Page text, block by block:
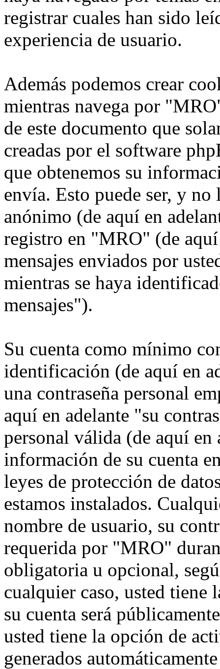
registrar cuales han sido
experiencia de usuario.
Además podemos crear
mientras navega por
de este documento que
creadas por el software
que obtenemos su
envía. Esto puede ser, y
anónimo (de aquí en
registro en "MRO" (de
mensajes enviados por
mientras se haya
mensajes").
Su cuenta como mínimo
identificación (de aquí en
una contraseña personal
aquí en adelante "su
personal válida (de aquí
información de su cuenta
leyes de protección de
estamos instalados.
nombre de usuario, su
requerida por "MRO"
obligatoria u opcional,
cualquier caso, usted tiene
su cuenta será
usted tiene la opción de
generados